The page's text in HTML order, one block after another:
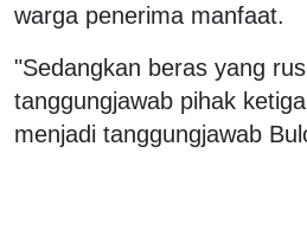
warga penerima manfaat.
"Sedangkan beras yang
tanggungjawab pihak
menjadi tanggungjawab